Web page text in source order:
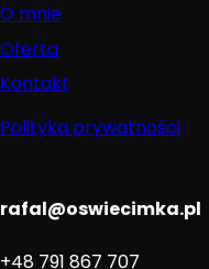
O mnie
Oferta
Kontakt
Polityka prywatności
rafal@oswiecimka.pl
+48 791 867 707